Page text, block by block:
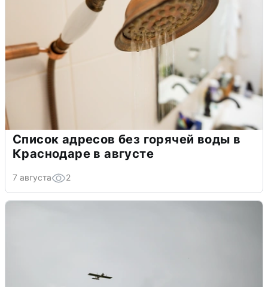
Список адресов без горячей воды в
Краснодаре в августе
7 августа 2